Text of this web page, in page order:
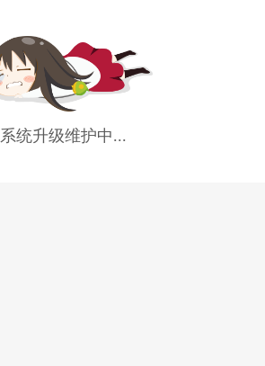
系统升级维护中...